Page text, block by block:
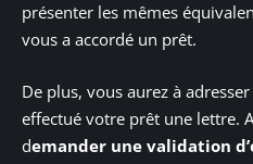
présenter les mêmes
vous a accordé un prêt.
De plus, vous aurez à
effectué votre prêt une lettre.
demander une validation